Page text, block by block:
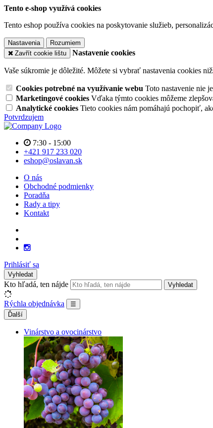
Tento e-shop využívá cookies
Tento eshop používa cookies na poskytovanie služieb,
Nastavenia
Rozumiem
Zavřít cookie lištu
Nastavenie cookies
Vaše súkromie je dôležité. Môžete si vybrať nastavenia cookies
Cookies potrebné na využívanie webu Toto nastavenie nie
Marketingové cookies Vďaka týmto cookies môžeme
Analytické cookies Tieto cookies nám pomáhajú pochopiť,
Potvrdzujem
7:30 - 15:00
+421 917 233 020
eshop@oslavan.sk
O nás
Obchodné podmienky
Poradňa
Rady a tipy
Kontakt
Prihlásiť sa
Vyhledat
Kto hľadá, ten nájde Vyhledat
Rýchla objednávka
☰
Ďalší
Vinárstvo a ovocinárstvo